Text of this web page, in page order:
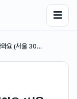
☰
와요 (서울 30…